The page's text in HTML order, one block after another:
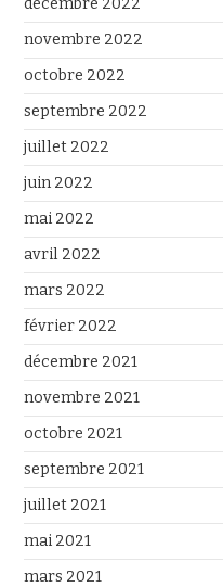
novembre 2022
octobre 2022
septembre 2022
juillet 2022
juin 2022
mai 2022
avril 2022
mars 2022
février 2022
décembre 2021
novembre 2021
octobre 2021
septembre 2021
juillet 2021
mai 2021
mars 2021